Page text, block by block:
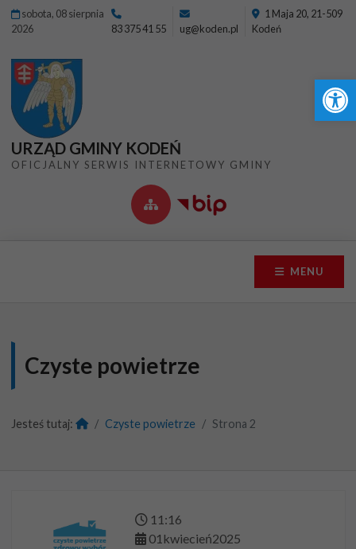
sobota, 08 sierpnia
2026
83 375 41 55 ug@koden.pl
1 Maja 20, 21-509
Kodeń
URZĄD GMINY KODEŃ
OFICJALNY SERWIS INTERNETOWY GMINY
MENU
Czyste powietrze
Jesteś tutaj: Czyste powietrze Strona 2
11 :16
01 kwiecień2025